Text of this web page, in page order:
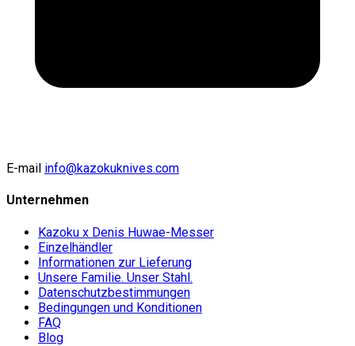
E-mail info@kazokuknives.com
Unternehmen
Kazoku x Denis Huwae-Messer
Einzelhändler
Informationen zur Lieferung
Unsere Familie. Unser Stahl.
Datenschutzbestimmungen
Bedingungen und Konditionen
FAQ
Blog